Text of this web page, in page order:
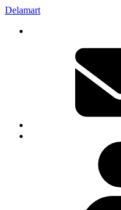
Delamart